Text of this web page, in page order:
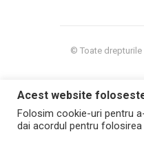
© Toate drepturile
Acest website
Folosim cookie-uri pentru
dai acordul pentru